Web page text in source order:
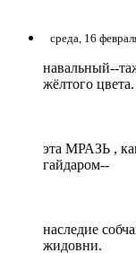
среда, 16
навальный--
жёлтого цвета.
эта МРАЗЬ ,
гайдаром--
наследие
жидовни.